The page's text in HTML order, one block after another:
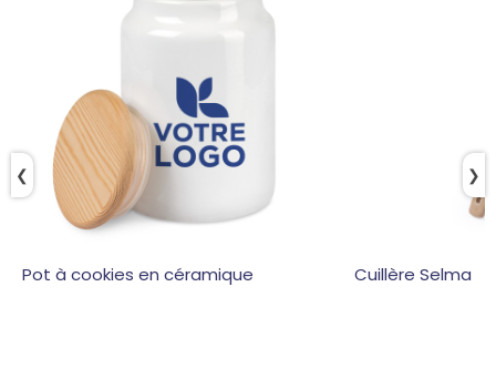
Pot à cookies en céramique Cuillère Selma
❯
❮